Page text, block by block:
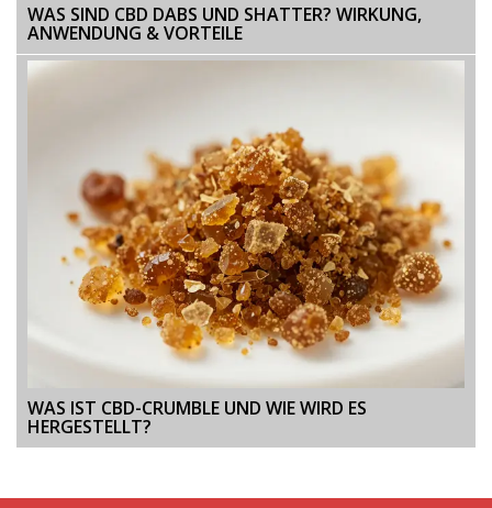
WAS SIND CBD DABS UND SHATTER? WIRKUNG,
ANWENDUNG & VORTEILE
WAS IST CBD-CRUMBLE UND WIE WIRD ES
HERGESTELLT?